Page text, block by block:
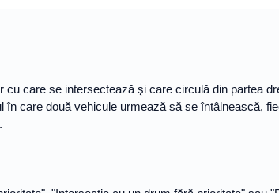
care se intersectează şi care circulă din partea
care două vehicule urmează să se întâlnească,